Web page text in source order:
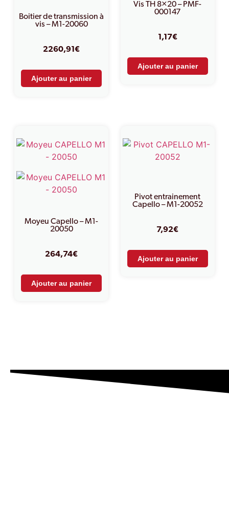
Boitier de transmission à
vis – M1-20060
2260,91€
Ajouter au panier
Vis TH 8×20 – PMF-
000147
1,17€
Ajouter au panier
Moyeu Capello – M1-
20050
264,74€
Ajouter au panier
Pivot entrainement
Capello – M1-20052
7,92€
Ajouter au panier